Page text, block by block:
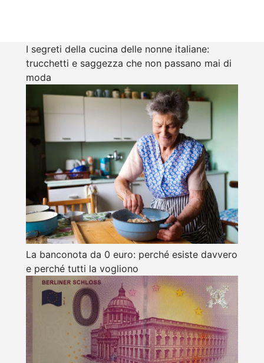
I segreti della cucina delle nonne italiane:
trucchetti e saggezza che non passano mai di
moda
La banconota da 0 euro: perché esiste davvero
e perché tutti la vogliono